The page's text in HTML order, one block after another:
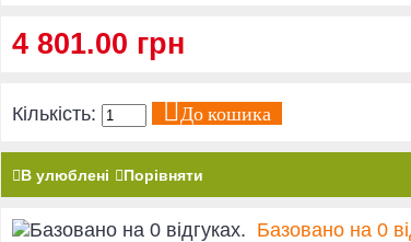
4 801.00 грн
Кількість: До кошика
В улюблені Порівняти
Базовано на 0